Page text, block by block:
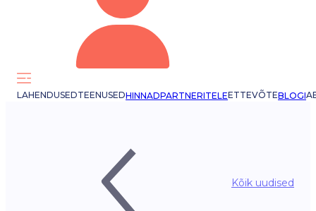
LAHENDUSEDTEENUSEDHINNADPARTNERITELEETTEVÕTEBLOGI
Kõik uudised